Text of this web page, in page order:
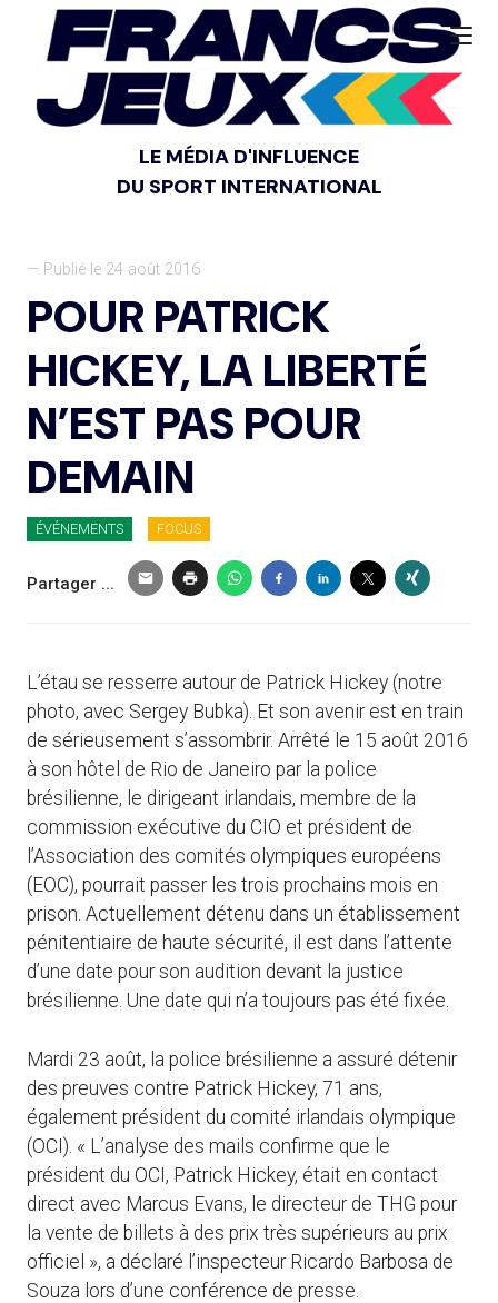
LE MÉDIA D'INFLUENCE
DU SPORT INTERNATIONAL
— Publié le 24 août 2016
POUR PATRICK
HICKEY, LA LIBERTÉ
N’EST PAS POUR
DEMAIN
ÉVÉNEMENTS FOCUS
Partager ...
L’étau se resserre autour de Patrick Hickey (notre
photo, avec Sergey Bubka). Et son avenir est en train
de sérieusement s’assombrir. Arrêté le 15 août 2016
à son hôtel de Rio de Janeiro par la police
brésilienne, le dirigeant irlandais, membre de la
commission exécutive du CIO et président de
l’Association des comités olympiques européens
(EOC), pourrait passer les trois prochains mois en
prison. Actuellement détenu dans un établissement
pénitentiaire de haute sécurité, il est dans l’attente
d’une date pour son audition devant la justice
brésilienne. Une date qui n’a toujours pas été fixée.
Mardi 23 août, la police brésilienne a assuré détenir
des preuves contre Patrick Hickey, 71 ans,
également président du comité irlandais olympique
(OCI). « L’analyse des mails confirme que le
président du OCI, Patrick Hickey, était en contact
direct avec Marcus Evans, le directeur de THG pour
la vente de billets à des prix très supérieurs au prix
officiel », a déclaré l’inspecteur Ricardo Barbosa de
Souza lors d’une conférence de presse.